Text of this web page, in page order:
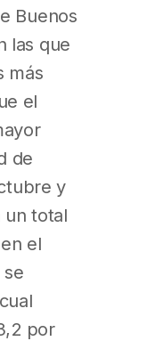
Buenos
las que
más
el
de
y
un total
el
se
por